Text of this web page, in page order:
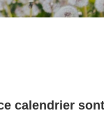
calendrier